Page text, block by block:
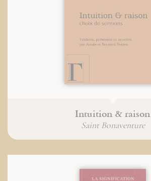
Intuition & raison
Saint Bonaventure